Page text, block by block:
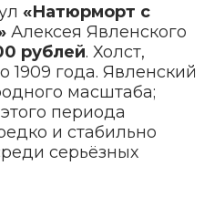
«Натюрморт с
Алексея Явленского
рублей. Холст,
1909 года. Явленский
масштаба;
периода
и стабильно
серьёзных